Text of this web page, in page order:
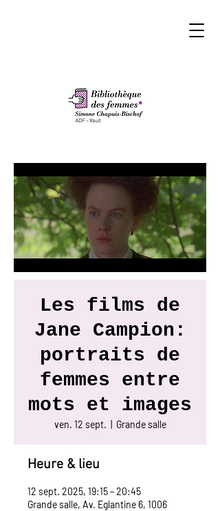
Les films de
Jane Campion:
portraits de
femmes entre
mots et images
ven. 12 sept. Grande salle
Heure & lieu
12 sept. 2025, 19:15 – 20:45
Grande salle, Av. Eglantine 6, 1006